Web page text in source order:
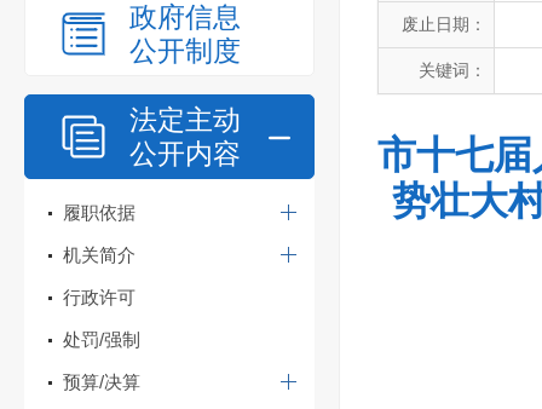
政府信息
公开制度
法定主动
公开内容
履职依据
机关简介
行政许可
处罚/强制
预算/决算
废止日期：
关键词：
市十七
势壮大